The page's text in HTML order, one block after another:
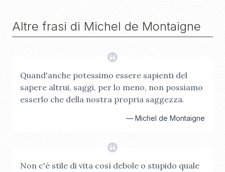
Altre frasi di Michel de Montaigne
Quand'anche potessimo essere sapienti del
sapere altrui, saggi, per lo meno, non possiamo
esserlo che della nostra propria saggezza.
— Michel de Montaigne
Non c'è stile di vita così debole o stupido quale